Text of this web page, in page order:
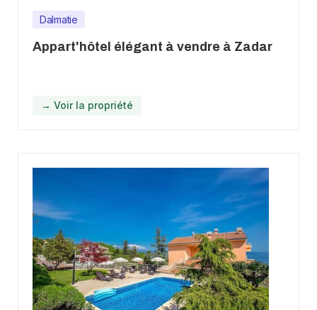
Dalmatie
Appart'hôtel élégant à vendre à Zadar
→ Voir la propriété